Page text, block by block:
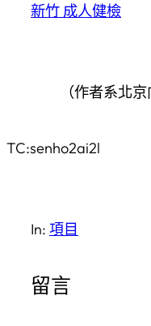
新竹 成人健檢
（作者系北京
TC:senho2ai2l
In: 項目
留言